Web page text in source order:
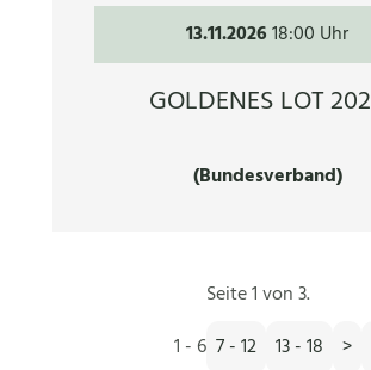
13.11.202618:00 Uhr
GOLDENES LOT
(Bundesverband)
Seite 1 von 3.
1 - 6 7 - 12 13 - 18 >